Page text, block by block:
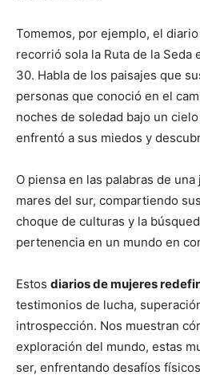
Tomemos, por ejemplo, el
recorrió sola la Ruta de la Seda
30. Habla de los paisajes que
personas que conoció en el
noches de soledad bajo un
enfrentó a sus miedos y
O piensa en las palabras de
mares del sur, compartiendo
choque de culturas y la
pertenencia en un mundo en
Estos diarios de mujeres
testimonios de lucha,
introspección. Nos muestran
exploración del mundo, estas
ser, enfrentando desafíos